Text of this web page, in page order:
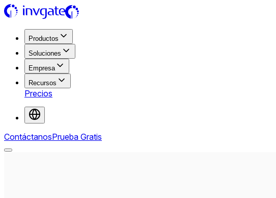
Productos
Soluciones
Empresa
Recursos
Precios
ContáctanosPrueba Gratis